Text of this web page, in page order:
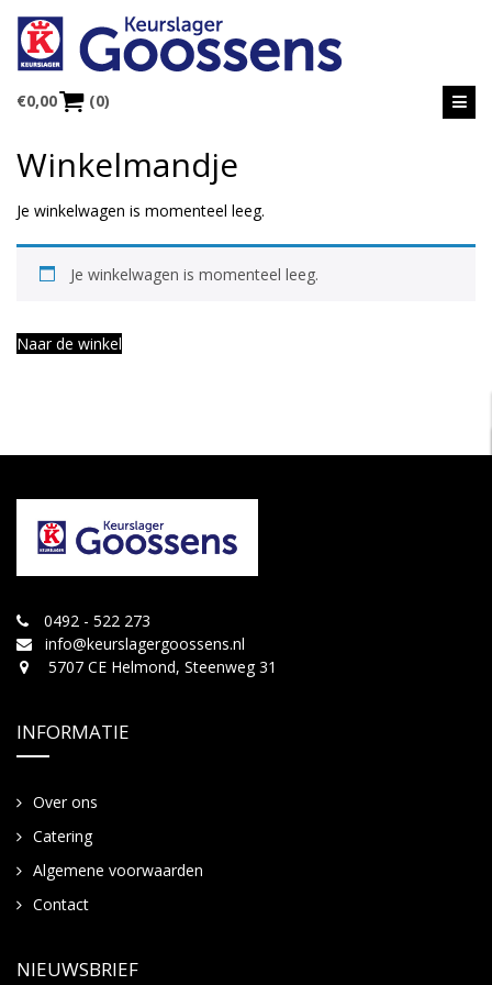
€0,00 (0)
Winkelmandje
Je winkelwagen is momenteel leeg.
Je winkelwagen is momenteel leeg.
Naar de winkel
0492 - 522 273
info@keurslagergoossens.nl
5707 CE Helmond, Steenweg 31
INFORMATIE
Over ons
Catering
Algemene voorwaarden
Contact
NIEUWSBRIEF